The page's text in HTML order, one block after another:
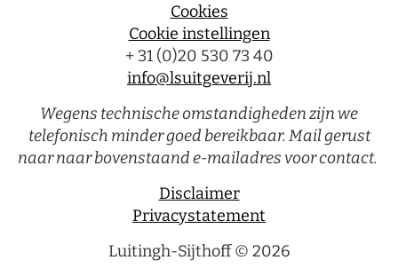
Cookies
Cookie instellingen
+ 31 (0)20 530 73 40
info@lsuitgeverij.nl
Wegens technische omstandigheden zijn we
telefonisch minder goed bereikbaar. Mail gerust
naar naar bovenstaand e-mailadres voor contact.
Disclaimer
Privacystatement
Luitingh-Sijthoff © 2026